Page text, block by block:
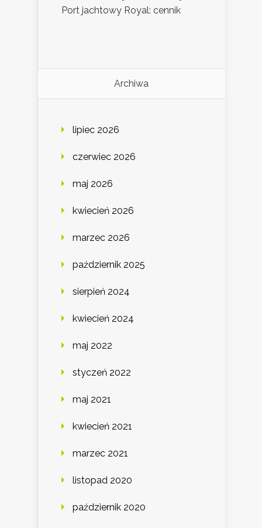
Port jachtowy Royal: cennik
Archiwa
lipiec 2026
czerwiec 2026
maj 2026
kwiecień 2026
marzec 2026
październik 2025
sierpień 2024
kwiecień 2024
maj 2022
styczeń 2022
maj 2021
kwiecień 2021
marzec 2021
listopad 2020
październik 2020